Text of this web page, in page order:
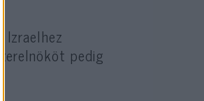
Izraelhez
pedig